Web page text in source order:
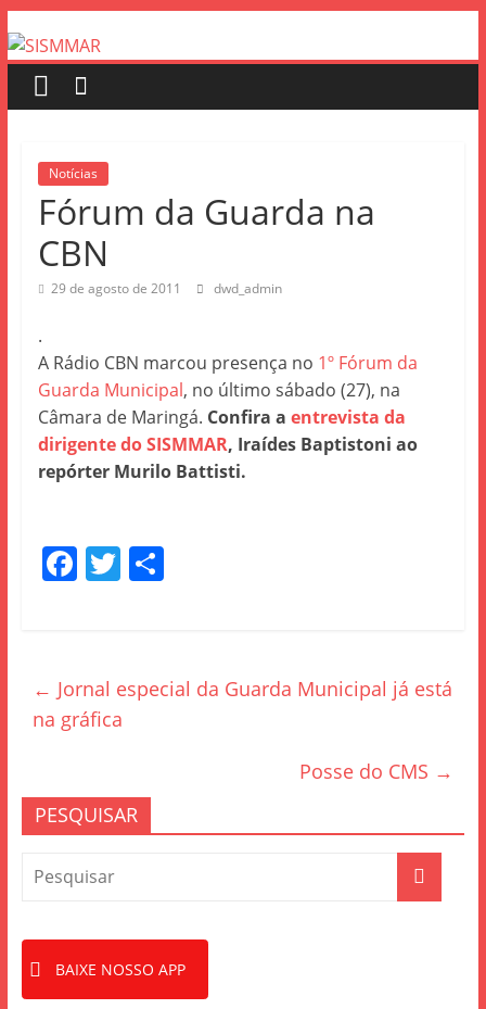
Notícias
Fórum da Guarda na
CBN
29 de agosto de 2011 dwd_admin
.
A Rádio CBN marcou presença no 1º Fórum da
Guarda Municipal, no último sábado (27), na
Câmara de Maringá. Confira a entrevista da
dirigente do SISMMAR, Iraídes Baptistoni ao
repórter Murilo Battisti.
F
b
o
k
T S
← Jornal especial da Guarda Municipal já está
na gráfica
Posse do CMS →
PESQUISAR
BAIXE NOSSO APP